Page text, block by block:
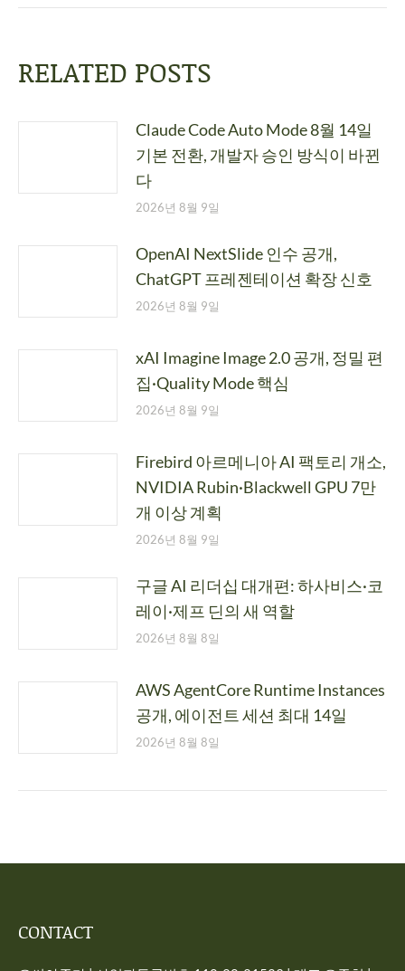
RELATED POSTS
Claude Code Auto Mode 8월 14일
기본 전환, 개발자 승인 방식이 바뀐
다
2026년 8월 9일
OpenAI NextSlide 인수 공개,
ChatGPT 프레젠테이션 확장 신호
2026년 8월 9일
xAI Imagine Image 2.0 공개, 정밀 편
집·Quality Mode 핵심
2026년 8월 9일
Firebird 아르메니아 AI 팩토리 개소,
NVIDIA Rubin·Blackwell GPU 7만
개 이상 계획
2026년 8월 9일
구글 AI 리더십 대개편: 하사비스·코
레이·제프 딘의 새 역할
2026년 8월 8일
AWS AgentCore Runtime Instances
공개, 에이전트 세션 최대 14일
2026년 8월 8일
CONTACT